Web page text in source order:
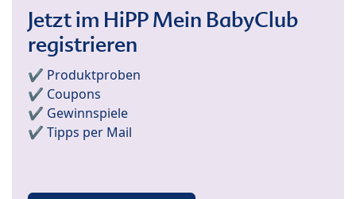
Jetzt im HiPP Mein BabyClub
registrieren
✔️ Produktproben
✔️ Coupons
✔️ Gewinnspiele
✔️ Tipps per Mail